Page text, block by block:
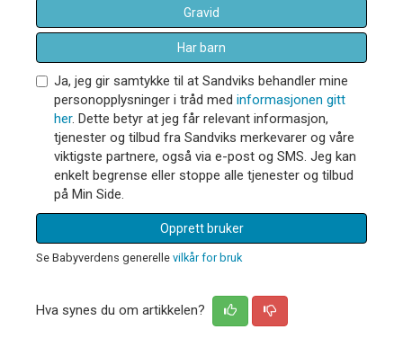
Gravid
Har barn
Ja, jeg gir samtykke til at Sandviks behandler mine
personopplysninger i tråd med informasjonen gitt
her. Dette betyr at jeg får relevant informasjon,
tjenester og tilbud fra Sandviks merkevarer og våre
viktigste partnere, også via e-post og SMS. Jeg kan
enkelt begrense eller stoppe alle tjenester og tilbud
på Min Side.
Opprett bruker
Se Babyverdens generelle vilkår for bruk
Hva synes du om artikkelen?